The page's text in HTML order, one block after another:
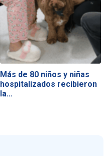
Más de 80 niños y niñas
hospitalizados recibieron
la…